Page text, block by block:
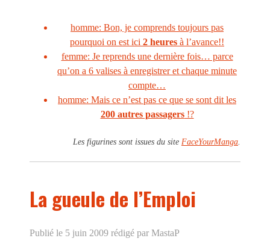
homme: Bon, je comprends toujours pas
pourquoi on est ici 2 heures à l’avance!!
femme: Je reprends une dernière fois… parce
qu’on a 6 valises à enregistrer et chaque minute
compte…
homme: Mais ce n’est pas ce que se sont dit les
200 autres passagers!?
Les figurines sont issues du site FaceYourManga
La gueule de l’Emploi
Publié le 5 juin 2009 rédigé par MastaP